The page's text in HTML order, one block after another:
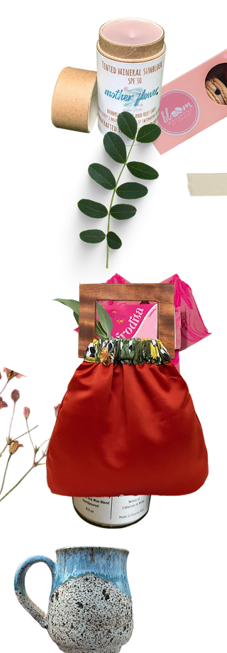
Nunca está de más...